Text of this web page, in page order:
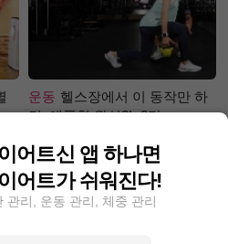
운동 헬스장에서 이 동작만 하
면, 애플힙 완성?! -2탄-
어트신 앱 하나면
어트가 쉬워진다!
관리, 운동 관리, 체중 관리